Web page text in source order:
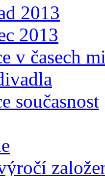
2013
2013
v časech
současnost